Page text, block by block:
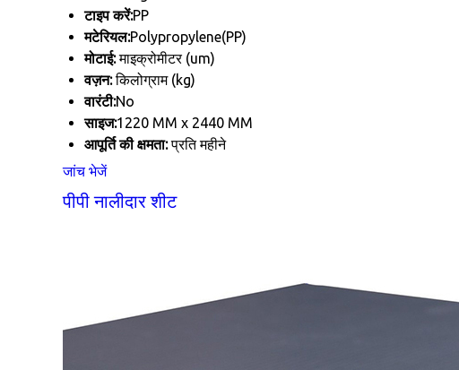
टाइप करें:PP
मटेरियल:Polypropylene(PP)
मोटाई:माइक्रोमीटर (um)
वज़न:किलोग्राम (kg)
वारंटी:No
साइज:1220 MM x 2440 MM
आपूर्ति की क्षमता:प्रति महीने
जांच भेजें
पीपी नालीदार शीट